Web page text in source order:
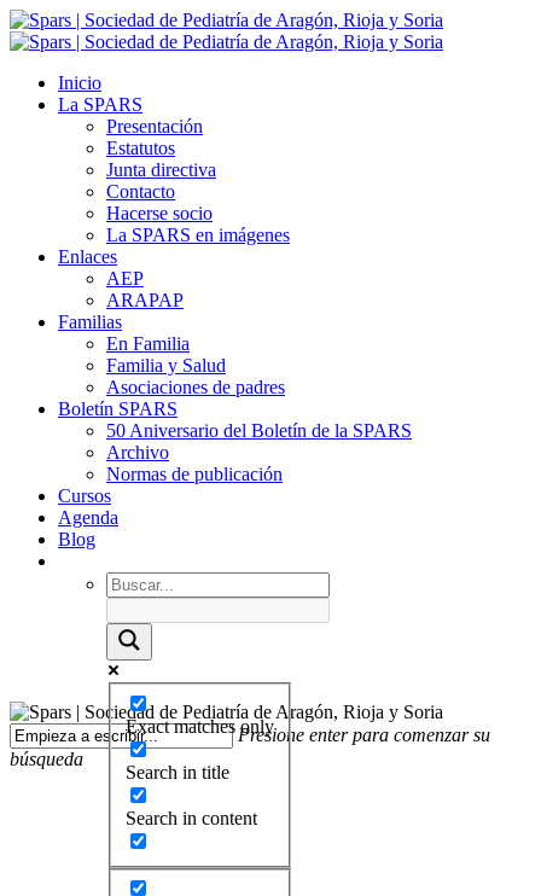
Inicio
La SPARS
Presentación
Estatutos
Junta directiva
Contacto
Hacerse socio
La SPARS en imágenes
Enlaces
AEP
ARAPAP
Familias
En Familia
Familia y Salud
Asociaciones de padres
Boletín SPARS
50 Aniversario del Boletín de la SPARS
Archivo
Normas de publicación
Cursos
Agenda
Blog
Exact matches only
Search in title
Search in content
Presione enter para comenzar su
búsqueda